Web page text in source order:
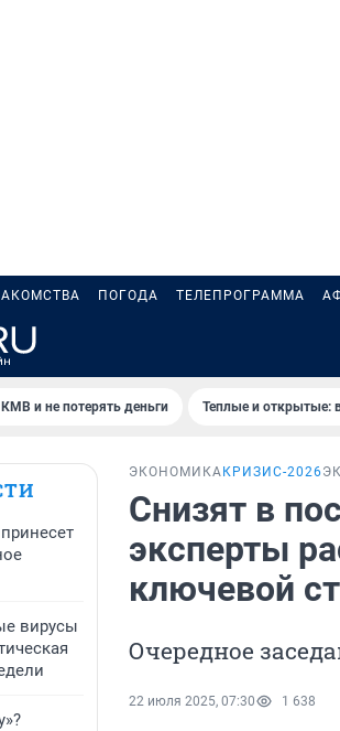
ПОГОДА ТЕЛЕПРОГРАММА
и не потерять деньги Теплые и открытые:
вирусы
ЭКОНОМИКА КРИЗИС-2026
Снизят в
эксперты
ключевой
Очередное
22 июля 2025, 07:30 1 638